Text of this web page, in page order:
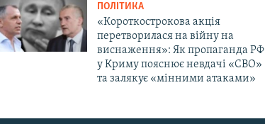
ПОЛІТИКА
«Короткострокова акція
перетворилася на війну на
виснаження»: Як пропаганда РФ
у Криму пояснює невдачі «СВО»
та залякує «мінними атаками»